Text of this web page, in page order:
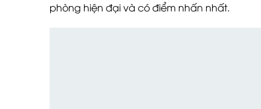
phòng hiện đại và có điểm nhấn nhất.